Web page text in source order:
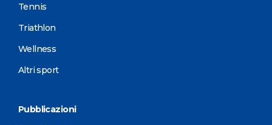
Tennis
Triathlon
Wellness
Altri sport
Pubblicazioni